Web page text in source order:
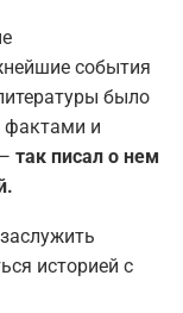
события
было
фактами и
так писал о нем
историей с